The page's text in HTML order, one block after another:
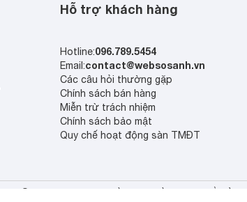
Hỗ trợ khách hàng
Hotline:096.789.5454
Email:contact@websosanh.vn
Các câu hỏi thường gặp
Chính sách bán hàng
Miễn trừ trách nhiệm
Chính sách bảo mật
Quy chế hoạt động sàn TMĐT
© 2013 - 2023 Bản quyền thuộc về Công ty cổ phần